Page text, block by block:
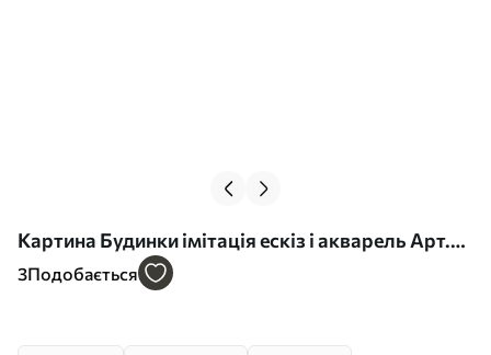
Картина Будинки імітація ескіз і акварель Арт.
m00725
3Подобається